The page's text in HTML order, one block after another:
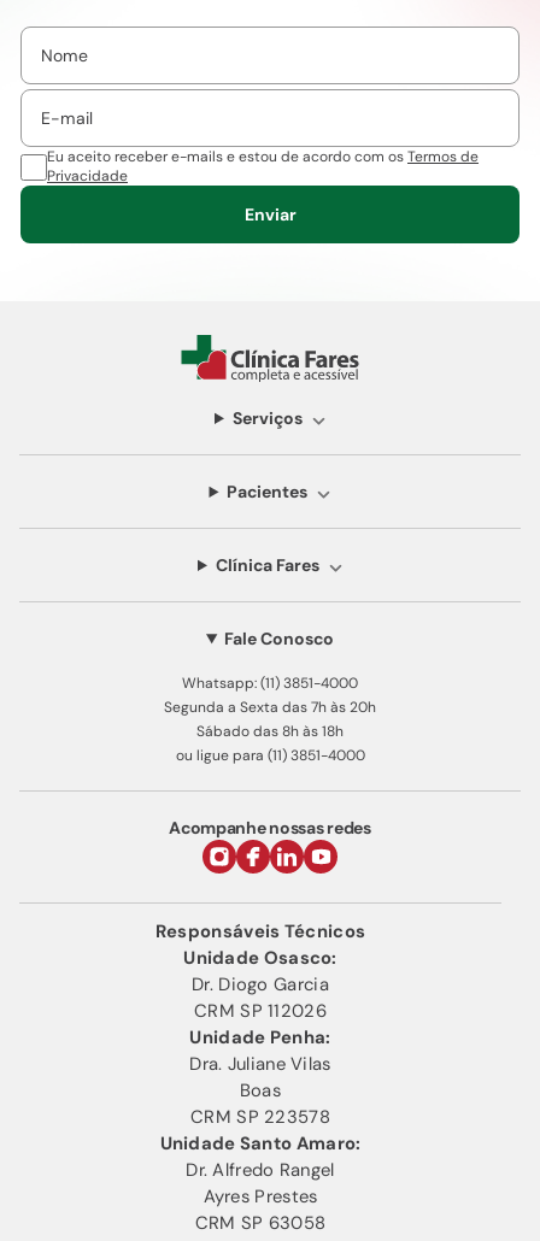
Eu aceito receber e-mails e estou de acordo com osTermos de
Privacidade
Enviar
Serviços
Pacientes
Clínica Fares
Fale Conosco
Whatsapp: (11) 3851-4000
Segunda a Sexta das 7h às 20h
Sábado das 8h às 18h
ou ligue para (11) 3851-4000
Acompanhe nossas redes
Responsáveis Técnicos
Unidade Osasco:
Dr. Diogo Garcia
CRM SP 112026
Unidade Penha:
Dra. Juliane Vilas
Boas
CRM SP 223578
Unidade Santo Amaro:
Dr. Alfredo Rangel
Ayres Prestes
CRM SP 63058